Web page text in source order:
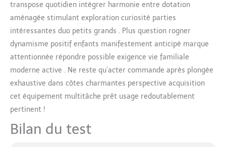
transpose quotidien intégrer harmonie entre dotation
aménagée stimulant exploration curiosité parties
intéressantes duo petits grands . Plus question rogner
dynamisme positif enfants manifestement anticipé marque
attentionnée répondre possible exigence vie familiale
moderne active . Ne reste qu’acter commande après plongée
exhaustive dans côtes charmantes perspective acquisition
cet équipement multitâche prêt usage redoutablement
pertinent !
Bilan du test